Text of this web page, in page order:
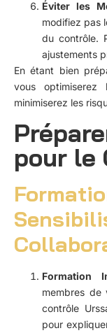
Éviter les
modifiez pas
du contrôle.
ajustements
En étant bien
vous
minimiserez les
pour le
Formation
membres de
contrôle
pour